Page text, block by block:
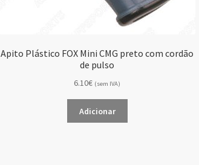
Apito Plástico FOX Mini CMG preto com cordão
de pulso
6.10€ (sem IVA)
Adicionar